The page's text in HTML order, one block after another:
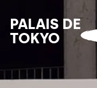
PALAIS DE
TOKYO